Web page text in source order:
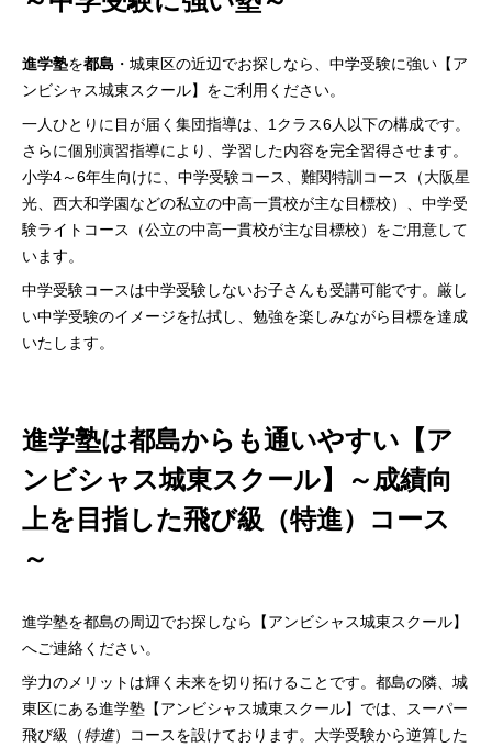
進学塾を都島 ・城東区の近辺でお探しなら、中学受験に強い【ア
ンビシャス城東スクール】をご利用ください。
一人ひとりに目が届く集団指導は、1クラス6人以下の構成です。
さらに個別演習指導により、学習した内容を完全習得させます。
小学4～6年生向けに、中学受験コース、難関特訓コース（大阪星
光、西大和学園などの私立の中高一貫校が主な目標校）、中学受
験ライトコース（公立の中高一貫校が主な目標校）をご用意して
います。
中学受験コースは中学受験しないお子さんも受講可能です。厳し
い中学受験のイメージを払拭し、勉強を楽しみながら目標を達成
いたします。
進学塾は都島からも通いやすい【ア
ンビシャス城東スクール】～成績向
上を目指した飛び級（特進）コース
～
進学塾を都島の周辺でお探しなら【アンビシャス城東スクール】
へご連絡ください。
学力のメリットは輝く未来を切り拓けることです。都島の隣、城
東区にある進学塾【アンビシャス城東スクール】では、スーパー
飛び級（特進）コースを設けております。大学受験から逆算した